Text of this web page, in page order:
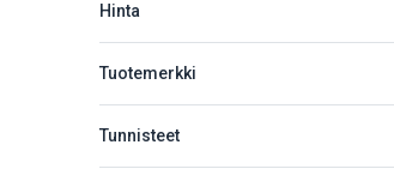
Hinta
Tuotemerkki
Tunnisteet